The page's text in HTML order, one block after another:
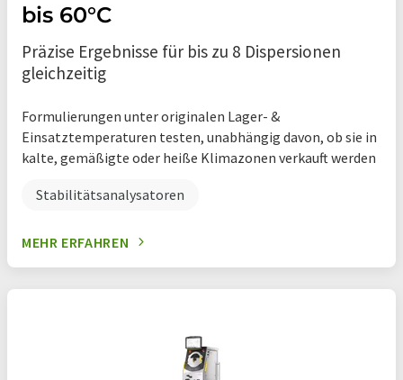
bis 60°C
Präzise Ergebnisse für bis zu 8 Dispersionen
gleichzeitig
Formulierungen unter originalen Lager- &
Einsatztemperaturen testen, unabhängig davon, ob sie in
kalte, gemäßigte oder heiße Klimazonen verkauft werden
Stabilitätsanalysatoren
MEHR ERFAHREN